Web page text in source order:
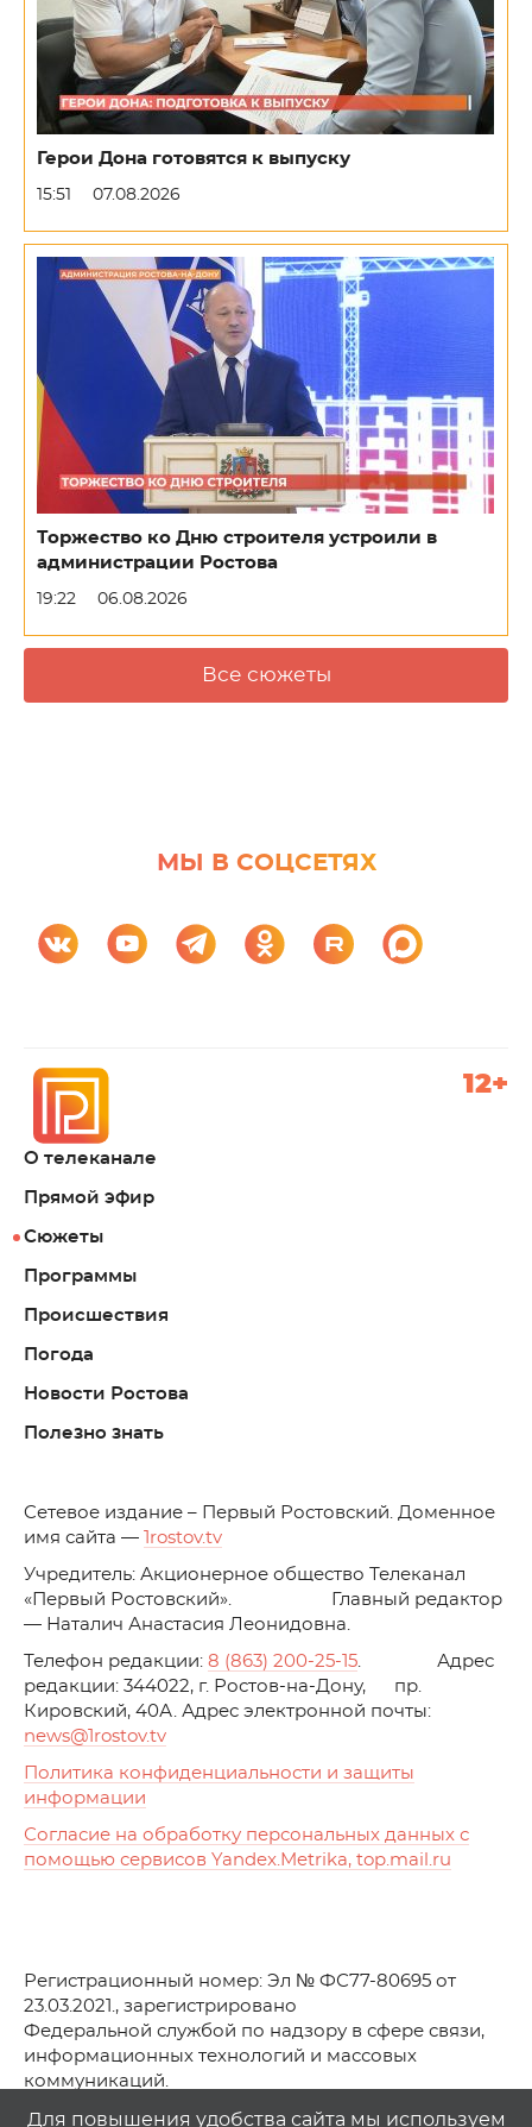
Герои Дона готовятся к выпуску
15:51 07.08.2026
Торжество ко Дню строителя устроили в
администрации Ростова
19:22 06.08.2026
Все сюжеты
МЫ В СОЦСЕТЯХ
О телеканале
Прямой эфир
Сюжеты
Программы
Происшествия
Погода
Новости Ростова
Полезно знать
12+
Cетевое издание – Первый Ростовский. Доменное
имя сайта —
1rostov.tv
Учредитель: Акционерное общество Телеканал
«Первый Ростовский». Главный редактор
— Наталич Анастасия Леонидовна.
Телефон редакции: 8 (863) 200-25-15. Адрес
редакции: 344022, г. Ростов-на-Дону, пр.
Кировский, 40А. Адрес электронной почты:
news@1rostov.tv
Политика конфиденциальности и защиты
информации
Согласие на обработку персональных данных с
помощью сервисов Yandex.Metrika, top.mail.ru
Регистрационный номер: Эл № ФС77-80695 от
23.03.2021., зарегистрировано
Федеральной службой по надзору в сфере связи,
информационных технологий и массовых
коммуникаций.
© АО Телеканал «Первый Ростовский» (2021-2025)
Для повышения удобства сайта мы используем